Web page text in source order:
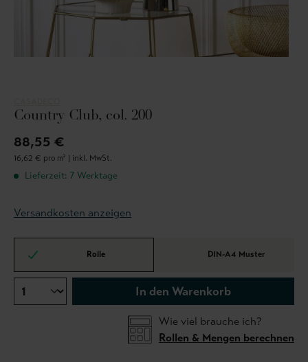
Country Club, col. 200
88,55 €
16,62 € pro m² | inkl. MwSt.
Lieferzeit: 7 Werktage
Versandkosten anzeigen
Rolle DIN-A4 Muster
In den Warenkorb
Wie viel brauche ich?
Rollen & Mengen berechnen